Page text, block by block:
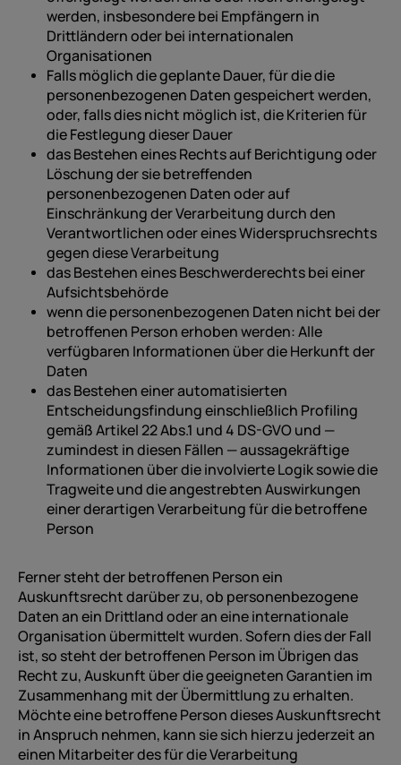
werden, insbesondere bei Empfängern in
Drittländern oder bei internationalen
Organisationen
Falls möglich die geplante Dauer, für die die
personenbezogenen Daten gespeichert werden,
oder, falls dies nicht möglich ist, die Kriterien für
die Festlegung dieser Dauer
das Bestehen eines Rechts auf Berichtigung oder
Löschung der sie betreffenden
personenbezogenen Daten oder auf
Einschränkung der Verarbeitung durch den
Verantwortlichen oder eines Widerspruchsrechts
gegen diese Verarbeitung
das Bestehen eines Beschwerderechts bei einer
Aufsichtsbehörde
wenn die personenbezogenen Daten nicht bei der
betroffenen Person erhoben werden: Alle
verfügbaren Informationen über die Herkunft der
Daten
das Bestehen einer automatisierten
Entscheidungsfindung einschließlich Profiling
gemäß Artikel 22 Abs.1 und 4 DS-GVO und —
zumindest in diesen Fällen — aussagekräftige
Informationen über die involvierte Logik sowie die
Tragweite und die angestrebten Auswirkungen
einer derartigen Verarbeitung für die betroffene
Person
Ferner steht der betroffenen Person ein
Auskunftsrecht darüber zu, ob personenbezogene
Daten an ein Drittland oder an eine internationale
Organisation übermittelt wurden. Sofern dies der Fall
ist, so steht der betroffenen Person im Übrigen das
Recht zu, Auskunft über die geeigneten Garantien im
Zusammenhang mit der Übermittlung zu erhalten.
Möchte eine betroffene Person dieses Auskunftsrecht
in Anspruch nehmen, kann sie sich hierzu jederzeit an
einen Mitarbeiter des für die Verarbeitung